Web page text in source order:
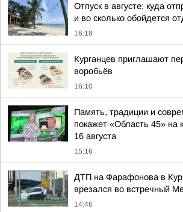
Отпуск в августе: куда
и во сколько обойдется
16:18
Курганцев приглашают
воробьёв
16:10
Память, традиции и
покажет «Область 45» на
16 августа
15:16
ДТП на Фарафонова в
врезался во встречный
14:46